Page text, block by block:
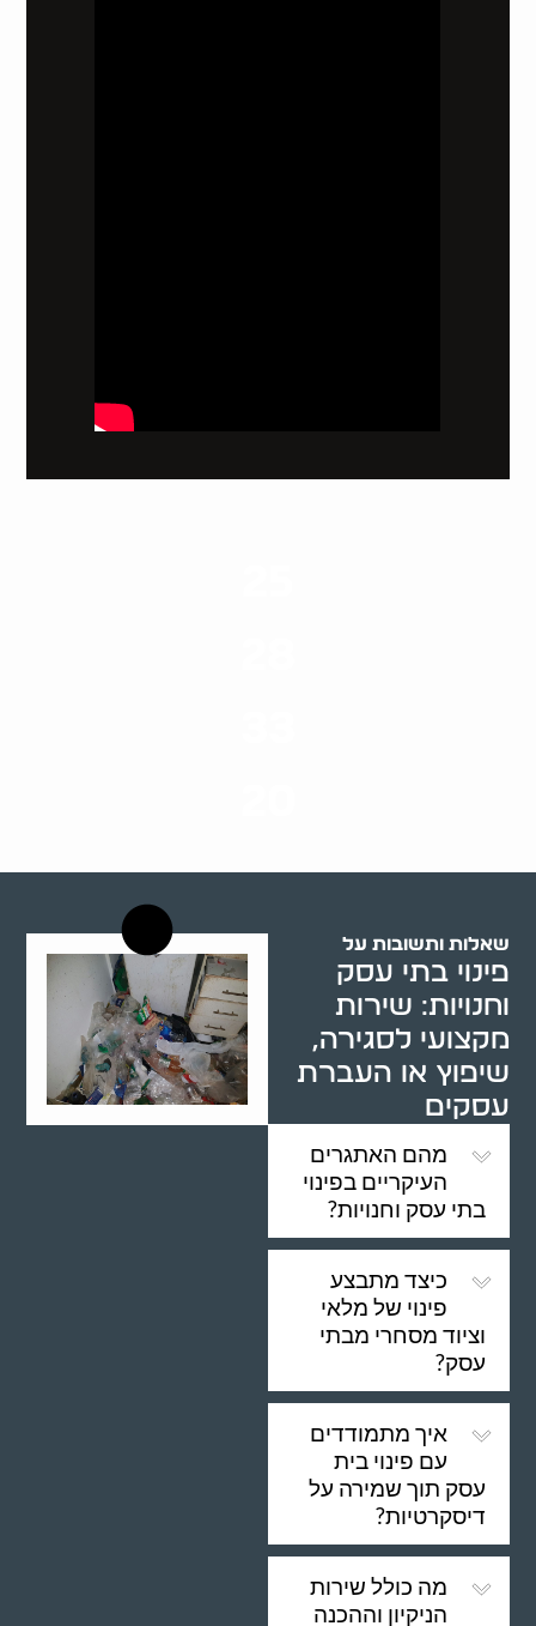
שאלות ותשובות על
פינוי בתי עסק
וחנויות: שירות
מקצועי לסגירה,
שיפוץ או העברת
עסקים
מהם האתגרים
העיקריים בפינוי
בתי עסק וחנויות?
כיצד מתבצע
פינוי של מלאי
וציוד מסחרי מבתי
עסק?
איך מתמודדים
עם פינוי בית
עסק תוך שמירה על
דיסקרטיות?
מה כולל שירות
הניקיון וההכנה